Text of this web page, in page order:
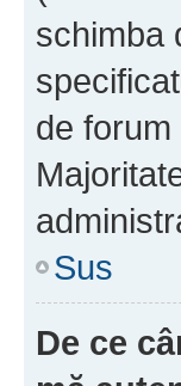
schimba
de
Sus
De ce